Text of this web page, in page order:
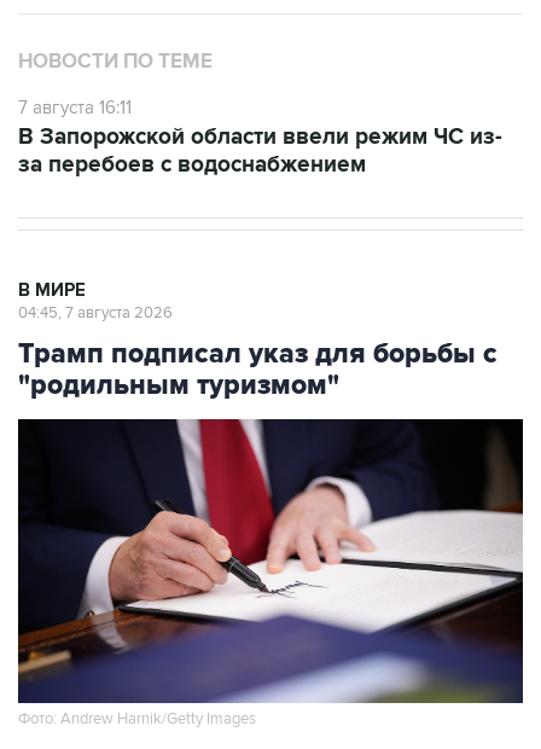
НОВОСТИ ПО ТЕМЕ
7 августа 16:11
В Запорожской области ввели режим ЧС из-
за перебоев с водоснабжением
В МИРЕ
04:45, 7 августа 2026
Трамп подписал указ для борьбы с
"родильным туризмом"
Фото: Andrew Harnik/Getty Images